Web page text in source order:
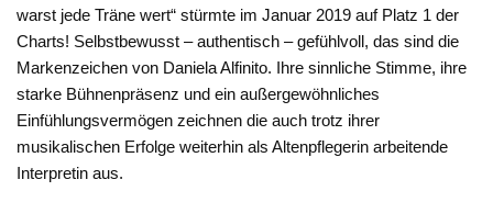
warst jede Träne wert“ stürmte im Januar 2019 auf Platz 1 der
Charts! Selbstbewusst – authentisch – gefühlvoll, das sind die
Markenzeichen von Daniela Alfinito. Ihre sinnliche Stimme, ihre
starke Bühnenpräsenz und ein außergewöhnliches
Einfühlungsvermögen zeichnen die auch trotz ihrer
musikalischen Erfolge weiterhin als Altenpflegerin arbeitende
Interpretin aus.